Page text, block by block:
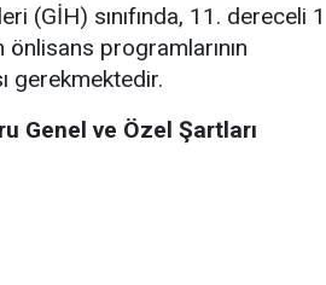
(GİH) sınıfında, 11. dereceli 1
önlisans programlarının
gerekmektedir.
Genel ve Özel Şartları